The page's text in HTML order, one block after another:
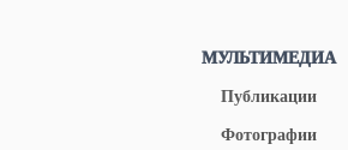
МУЛЬТИМЕДИА
Публикации
Фотографии